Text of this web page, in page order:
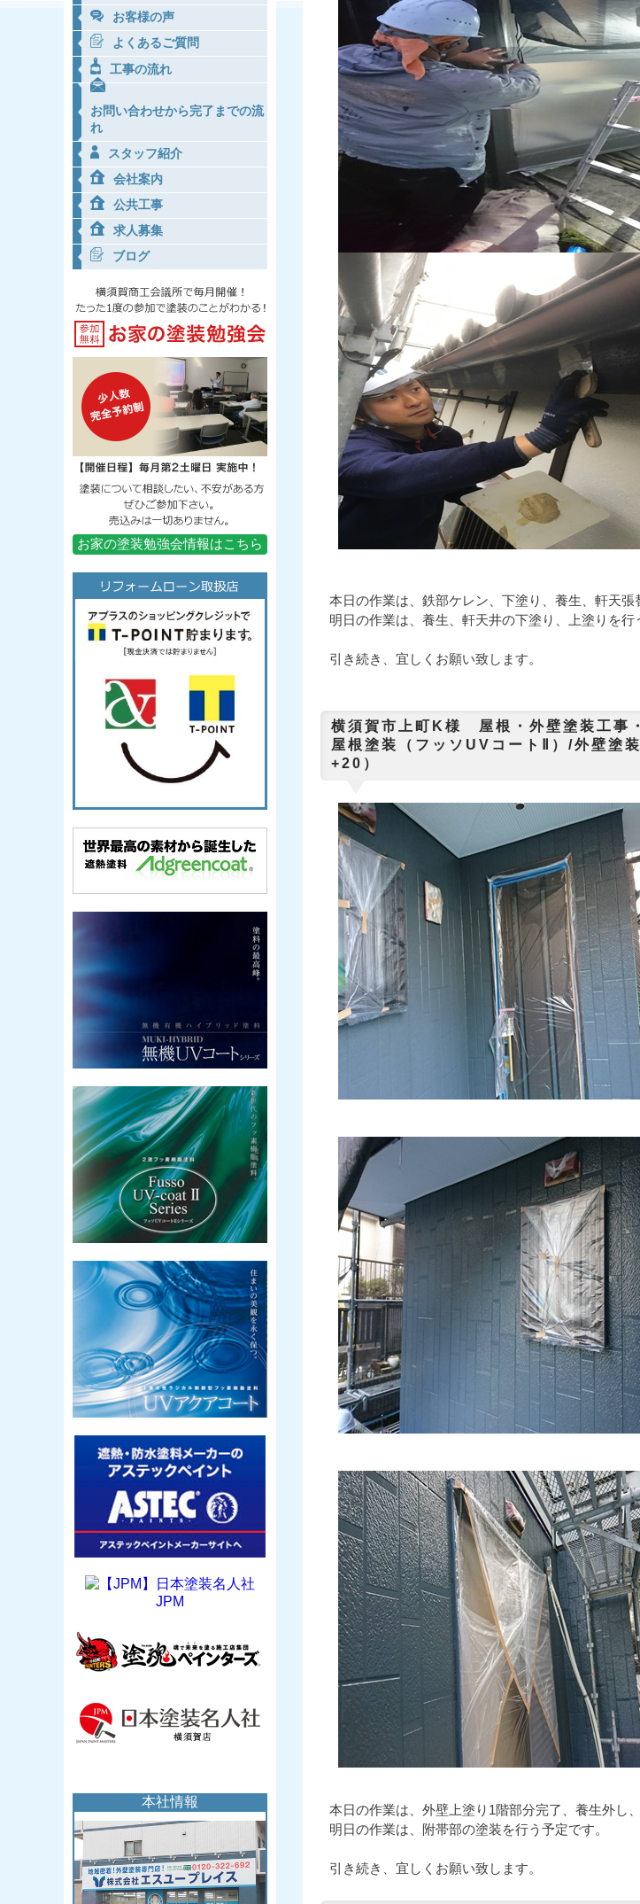
本日の作業は、鉄部ケレン、下塗り、養生、軒天張
明日の作業は、養生、軒天井の下塗り、上塗りを行
引き続き、宜しくお願い致します。
横須賀市上町K様 屋
屋根塗装（フッソUVコートⅡ）/外壁塗
+20）
本日の作業は、外壁上塗り1階部分完了、養生外し
明日の作業は、附帯部の塗装を行う予定です。
引き続き、宜しくお願い致します。
お客様の声
よくあるご質問
工事の流れ
お問い合わせから完了までの流
れ
スタッフ紹介
会社案内
公共工事
求人募集
ブログ
お家の塗装勉強会情報はこちら
JPM